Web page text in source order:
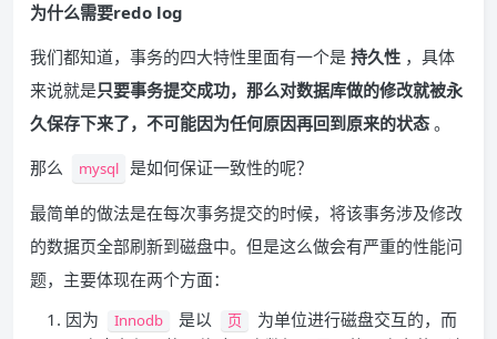
为什么需要redo log
我们都知道，事务的四大特性里面有一个是 持久性 ，具体
来说就是只要事务提交成功，那么对数据库做的修改就被永
久保存下来了，不可能因为任何原因再回到原来的状态 。
那么
mysql 是如何保证一致性的呢？
最简单的做法是在每次事务提交的时候，将该事务涉及修改
的数据页全部刷新到磁盘中。但是这么做会有严重的性能问
题，主要体现在两个方面：
因为
Innodb 是以 页
为单位进行磁盘交互的，而